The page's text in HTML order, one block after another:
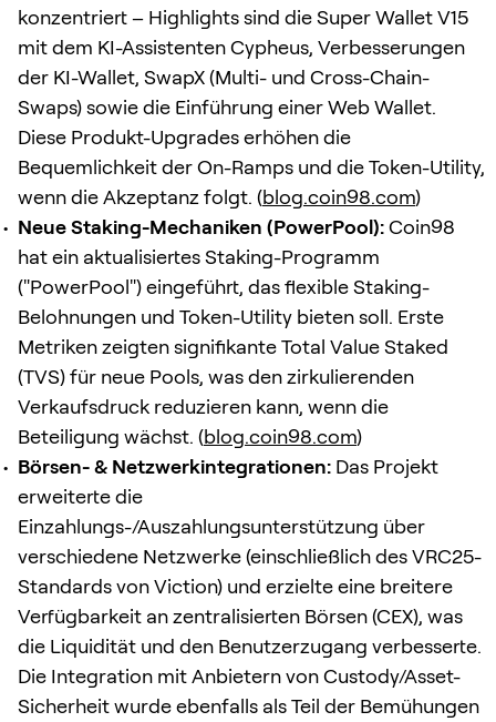
konzentriert – Highlights sind die Super Wallet V15
mit dem KI-Assistenten Cypheus, Verbesserungen
der KI-Wallet, SwapX (Multi- und Cross-Chain-
Swaps) sowie die Einführung einer Web Wallet.
Diese Produkt-Upgrades erhöhen die
Bequemlichkeit der On-Ramps und die Token-Utility,
wenn die Akzeptanz folgt. (blog.coin98.com)
Neue Staking-Mechaniken (PowerPool):Coin98
hat ein aktualisiertes Staking-Programm
("PowerPool") eingeführt, das flexible Staking-
Belohnungen und Token-Utility bieten soll. Erste
Metriken zeigten signifikante Total Value Staked
(TVS) für neue Pools, was den zirkulierenden
Verkaufsdruck reduzieren kann, wenn die
Beteiligung wächst. (blog.coin98.com)
Börsen- & Netzwerkintegrationen: Das Projekt
erweiterte die
Einzahlungs-/Auszahlungsunterstützung über
verschiedene Netzwerke (einschließlich des VRC25-
Standards von Viction) und erzielte eine breitere
Verfügbarkeit an zentralisierten Börsen (CEX), was
die Liquidität und den Benutzerzugang verbesserte.
Die Integration mit Anbietern von Custody/Asset-
Sicherheit wurde ebenfalls als Teil der Bemühungen